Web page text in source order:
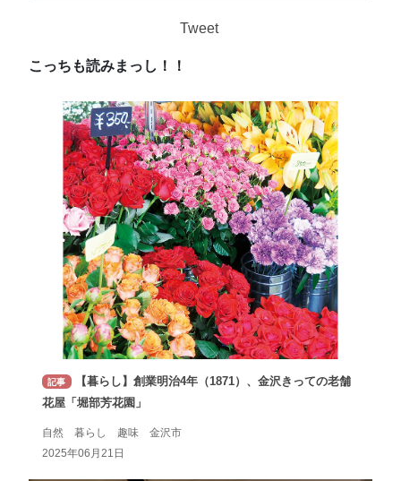
Tweet
こっちも読みまっし！！
記事
【暮らし】創業明治4年（1871）、金沢きっての老舗
花屋「堀部芳花園」
自然 暮らし 趣味 金沢市
2025年06月21日